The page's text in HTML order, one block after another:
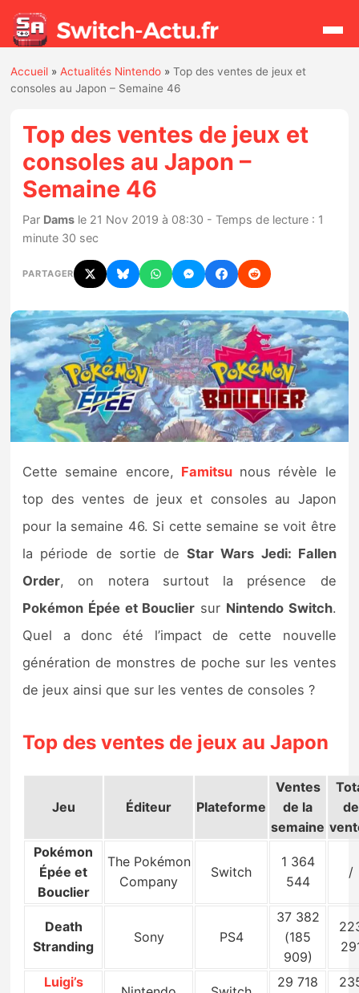
Actualités
Jeux
Hardware
Mises à jour
Chiffres de ventes
Rumeurs
Nintendo Direct
Tests et previews
Tests de jeux
Tests d’accessoires
Autres tests
Previews
Précommandes
Précommandes jeux Switch 2
Sorties de jeux
Accueil »Actualités Nintendo »Top des ventes de jeux et
consoles au Japon – Semaine 46
Top des ventes de jeux et
consoles au Japon –
Semaine 46
Par Dams le 21 Nov 2019 à 08:30 - Temps de lecture : 1
minute 30 sec
PARTAGER
Cette semaine encore, Famitsunous révèle le
top des ventes de jeux et consoles au Japon
pour la semaine 46. Si cette semaine se voit être
la période de sortie deStar Wars Jedi: Fallen
Order, on notera surtout la présence de
Pokémon Épée et Bouclier sur Nintendo Switch.
Quel a donc été l’impact de cette nouvelle
génération de monstres de poche sur les ventes
de jeux ainsi que sur les ventes de consoles ?
Top des ventes de jeux au Japon
Jeu Éditeur Plateforme
Ventes
de la
semaine
de
Pokémon
Épée et
Bouclier
The Pokémon
Company
Switch
1 364
544
/
Death
Stranding
Sony PS4
37 382
(185
909)
Luigi’s
29 718